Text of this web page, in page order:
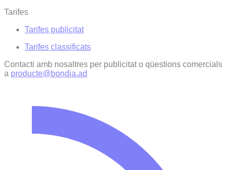
Tarifes
Tarifes publicitat
Tarifes classificats
Contacti amb nosaltres per publicitat o qüestions comercials
a producte@bondia.ad